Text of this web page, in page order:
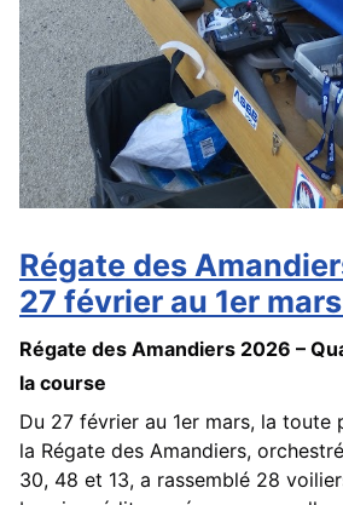
Régate des
27 février au 1er
Régate des Amandiers 2026 –
la course
Du 27 février au 1er mars, la toute
la Régate des Amandiers,
30, 48 et 13, a rassemblé 28